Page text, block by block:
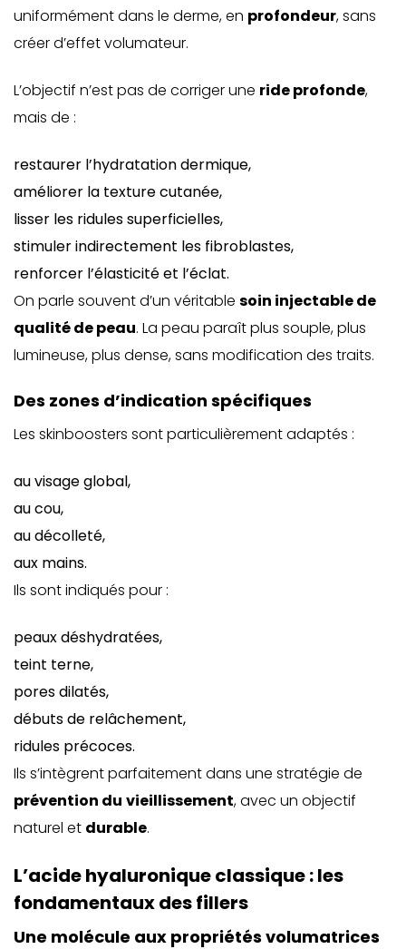
uniformément dans le derme, en profondeur, sans
créer d’effet volumateur.
L’objectif n’est pas de corriger une ride profonde,
mais de :
restaurer l’hydratation dermique,
améliorer la texture cutanée,
lisser les ridules superficielles,
stimuler indirectement les fibroblastes,
renforcer l’élasticité et l’éclat.
On parle souvent d’un véritable soin injectable de
qualité de peau. La peau paraît plus souple, plus
lumineuse, plus dense, sans modification des traits.
Des zones d’indication spécifiques
Les skinboosters sont particulièrement adaptés :
au visage global,
au cou,
au décolleté,
aux mains.
Ils sont indiqués pour :
peaux déshydratées,
teint terne,
pores dilatés,
débuts de relâchement,
ridules précoces.
Ils s’intègrent parfaitement dans une stratégie de
prévention du vieillissement, avec un objectif
naturel et durable.
L’acide hyaluronique classique : les
fondamentaux des fillers
Une molécule aux propriétés volumatrices